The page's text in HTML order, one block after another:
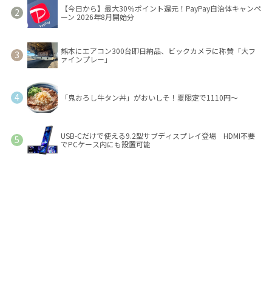
【今日から】最大30％ポイント還元！PayPay自治体キャンペ
ーン 2026年8月開始分
熊本にエアコン300台即日納品、ビックカメラに称賛「大フ
ァインプレー」
「鬼おろし牛タン丼」がおいしそ！夏限定で1110円～
USB-Cだけで使える9.2型サブディスプレイ登場 HDMI不要
でPCケース内にも設置可能